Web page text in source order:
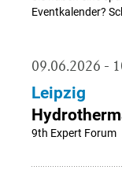
Eventkalender?
09.06.2026 -
Leipzig
9th Expert Forum